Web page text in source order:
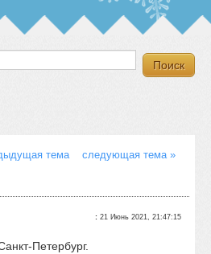
тема следующая тема »
:21 Июнь 2021, 21:47:15
Петербург.